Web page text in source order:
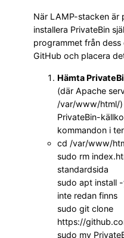
När LAMP-stacken är
installera PrivateBin
programmet från
GitHub och placera
Hämta
(där Apache
/var/www/html/)
PrivateBin-
kommandon i
cd /var/www/
sudo rm
standardsida
sudo apt install
inte redan finns
sudo git clone
https://
sudo mv